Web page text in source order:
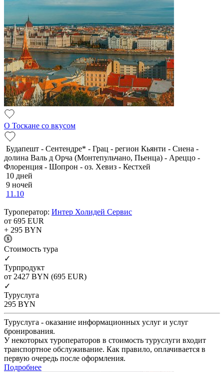
О Тоскане со вкусом
Будапешт - Сентендре* - Грац - регион Кьянти - Сиена -
долина Валь д Орча (Монтепульчано, Пьенца) - Ареццо -
Флоренция - Шопрон - оз. Хевиз - Кестхей
10 дней
9 ночей
11.10
Туроператор: Интер Холидей Сервис
от 695 EUR
+ 295 BYN
Cтоимость тура
✓
Турпродукт
от 2427 BYN (695 EUR)
✓
Туруслуга
295 BYN
Туруслуга - оказание информационных услуг и услуг
бронирования.
У некоторых туроператоров в стоимость туруслуги входит
транспортное обслуживание. Как правило, оплачивается в
первую очередь после оформления.
Подробнее